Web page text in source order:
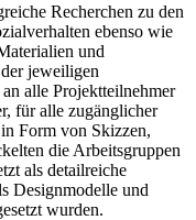
Recherchen zu den
ebenso wie
und
jeweiligen
alle Projektteilnehmer
für alle zugänglicher
Form von Skizzen,
die Arbeitsgruppen
als detailreiche
Designmodelle und
wurden.